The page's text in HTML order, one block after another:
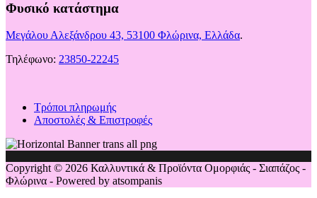
Φυσικό κατάστημα
Μεγάλου Αλεξάνδρου 43, 53100 Φλώρινα, Ελλάδα.
Τηλέφωνο: 23850-22245
Τρόποι πληρωμής
Αποστολές & Επιστροφές
Copyright © 2026 Καλλυντικά & Προϊόντα Ομορφιάς - Σιαπάζος -
Φλώρινα - Powered by atsompanis